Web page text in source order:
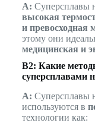
A: Суперсплавы
высокая
и превосходная
этому они
медицинская и
В2: Какие
суперсплавами
A: Суперсплавы
используются в
технологии как: